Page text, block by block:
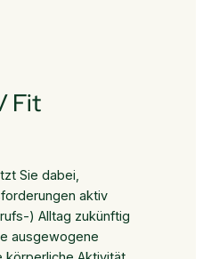
Fit
Sie dabei,
aktiv
) Alltag zukünftig
ausgewogene